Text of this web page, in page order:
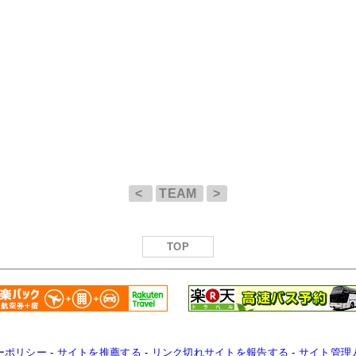
< TEAM >
TOP
ポリシー - サイトを推薦する - リンク切れサイトを報告する - サイト管理